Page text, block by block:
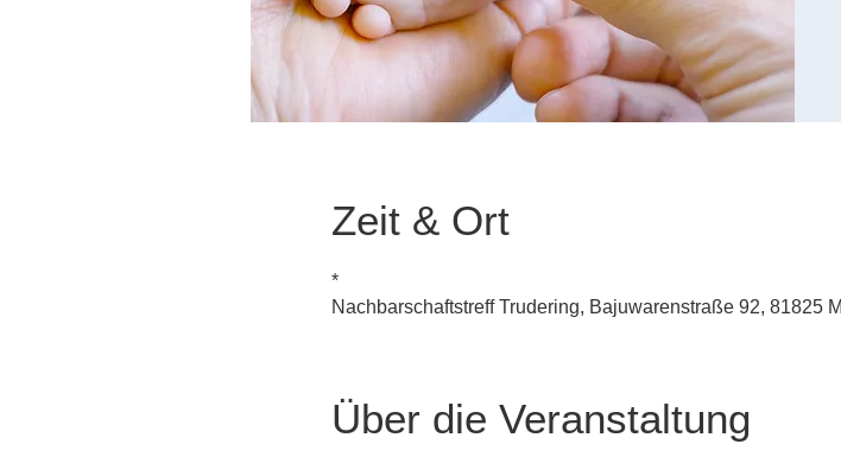
Zeit & Ort
*
Nachbarschaftstreff Trudering, Bajuwarenstraße 92, 81825
Über die Veranstaltung